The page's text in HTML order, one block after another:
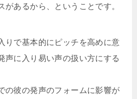
があるから、ということです。
りで基本的にピッチを高めに意
声に入り易い声の扱い方にする
の彼の発声のフォームに影響が